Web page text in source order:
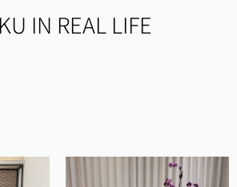
IN REAL LIFE
מוצרים איכותיים ומוקפדים,